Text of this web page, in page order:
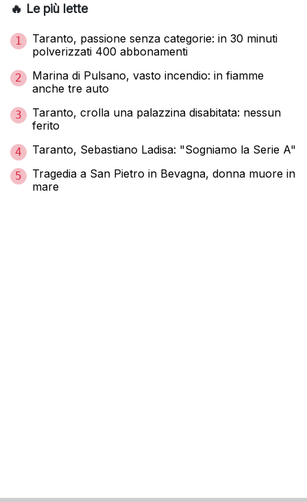
🔥 Le più lette
1
Taranto, passione senza categorie: in 30 minuti
polverizzati 400 abbonamenti
2
Marina di Pulsano, vasto incendio: in fiamme
anche tre auto
3
Taranto, crolla una palazzina disabitata: nessun
ferito
4 Taranto, Sebastiano Ladisa: "Sogniamo la Serie A"
5
Tragedia a San Pietro in Bevagna, donna muore in
mare